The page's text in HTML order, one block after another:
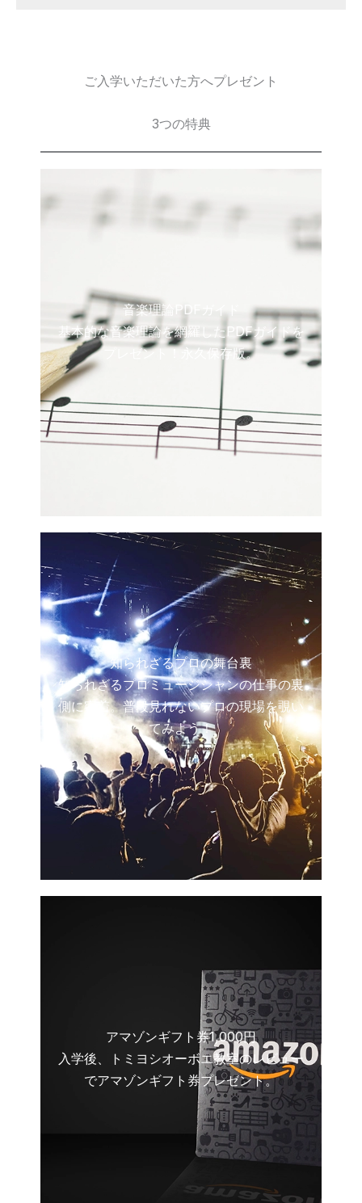
ご入学いただいた方へプレゼント
3つの特典
音楽理論PDFガイド
基本的な音楽理論を網羅したPDFガイドを
プレゼント！永久保存版。
知られざるプロの舞台裏
知られざるプロミュージシャンの仕事の裏
側に密着。普段見れないプロの現場を覗い
てみよう！
アマゾンギフト券1,000円
入学後、トミヨシオーボエ教室のレビュー
でアマゾンギフト券プレゼント。